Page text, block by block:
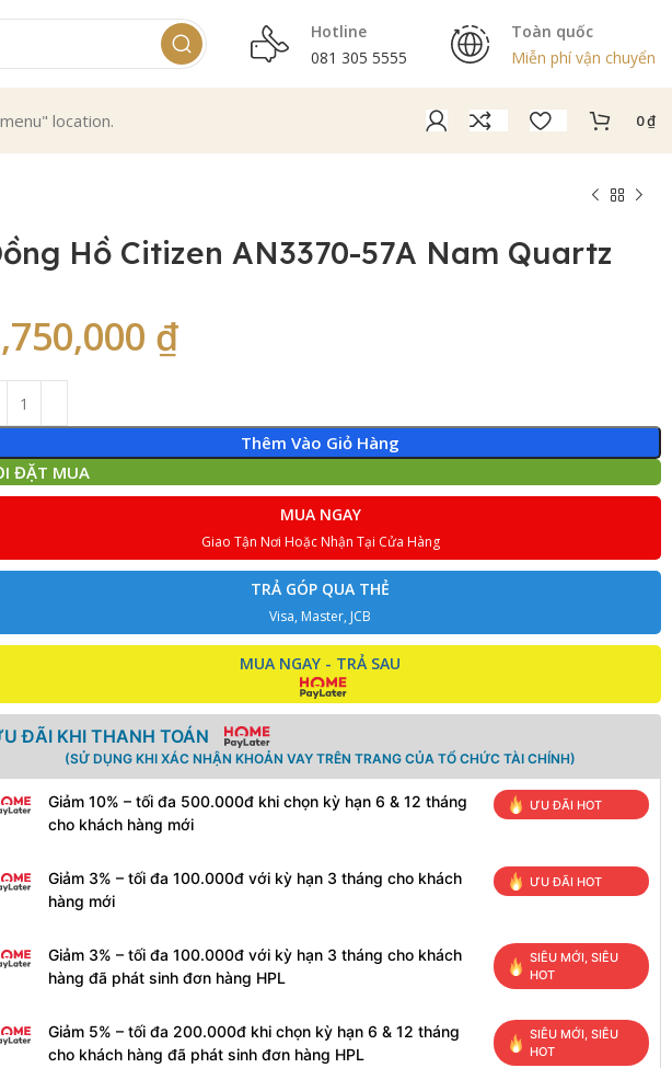
Hotline
081 305 5555
Toàn quốc
Miễn phí vận chuyển
location. 0₫
Hồ Citizen AN3370-57A Nam Quartz
₫
Thêm Vào Giỏ Hàng
ĐẶT MUA
MUA NGAY
Giao Tận Nơi Hoặc Nhận Tại Cửa Hàng
TRẢ GÓP QUA THẺ
Visa, Master, JCB
MUA NGAY - TRẢ SAU
ĐÃI KHI THANH TOÁN
(SỬ DỤNG KHI XÁC NHẬN KHOẢN VAY TRÊN TRANG CỦA TỔ CHỨC TÀI CHÍNH)
Giảm 10% – tối đa 500.000đ khi chọn kỳ hạn 6 & 12 tháng
cho khách hàng mới
ƯU ĐÃI HOT
Giảm 3% – tối đa 100.000đ với kỳ hạn 3 tháng cho khách
hàng mới
ƯU ĐÃI HOT
Giảm 3% – tối đa 100.000đ với kỳ hạn 3 tháng cho khách
hàng đã phát sinh đơn hàng HPL
SIÊU MỚI, SIÊU
HOT
Giảm 5% – tối đa 200.000đ khi chọn kỳ hạn 6 & 12 tháng
cho khách hàng đã phát sinh đơn hàng HPL
SIÊU MỚI, SIÊU
HOT